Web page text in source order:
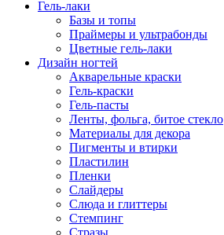
Гель-лаки
Базы и топы
Праймеры и ультрабонды
Цветные гель-лаки
Дизайн ногтей
Акварельные краски
Гель-краски
Гель-пасты
Ленты, фольга, битое стекло
Материалы для декора
Пигменты и втирки
Пластилин
Пленки
Слайдеры
Слюда и глиттеры
Стемпинг
Стразы